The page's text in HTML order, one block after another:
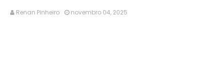
Renan Pinheiro novembro 04, 2025